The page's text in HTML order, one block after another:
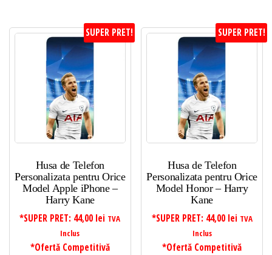
SUPER PRET!
Husa de Telefon
Personalizata pentru Orice
Model Apple iPhone –
Harry Kane
*SUPER PRET: 44,00 lei TVA
Inclus
*Ofertă Competitivă
SUPER PRET!
Husa de Telefon
Personalizata pentru Orice
Model Honor – Harry
Kane
*SUPER PRET: 44,00 lei TVA
Inclus
*Ofertă Competitivă